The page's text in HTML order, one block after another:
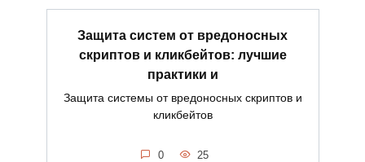
Защита систем от вредоносных
скриптов и кликбейтов: лучшие
практики и
Защита системы от вредоносных скриптов и
кликбейтов
0 25